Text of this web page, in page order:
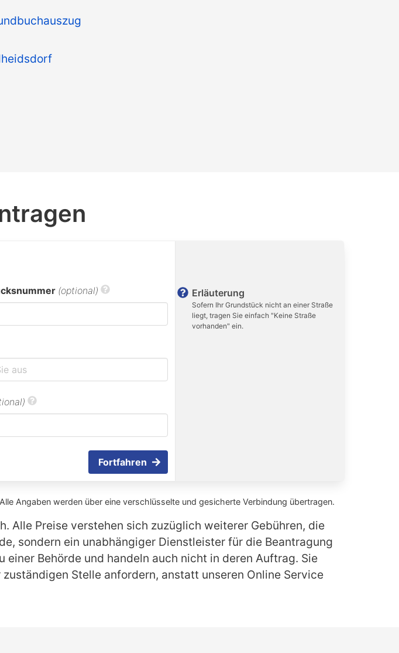
(optional)
Fortfahren
Erläuterung
Sofern Ihr Grundstück nicht an einer Straße
liegt, tragen Sie einfach "Keine Straße
vorhanden" ein.
Alle Angaben werden über eine verschlüsselte und gesicherte Verbindung übertragen.
Alle Preise verstehen sich zuzüglich weiterer Gebühren, die
sondern ein unabhängiger Dienstleister für die Beantragung
Behörde und handeln auch nicht in deren Auftrag. Sie
Stelle anfordern, anstatt unseren Online Service